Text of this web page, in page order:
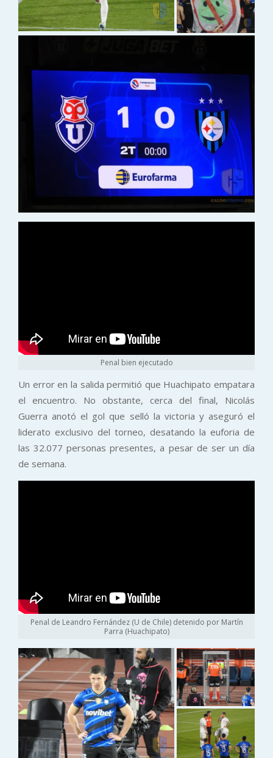
Penal bien ejecutado
Un error en la salida permitió que Huachipato empatara
el encuentro. No obstante, cerca del final, Nicolás
Guerra anotó el gol que selló la victoria y aseguró el
liderato exclusivo del torneo, desatando la euforia de
las 32.077 personas presentes, a pesar de ser un día
de semana.
Penal de Leandro Fernández (U de Chile) detenido por Martín
Parra (Huachipato)